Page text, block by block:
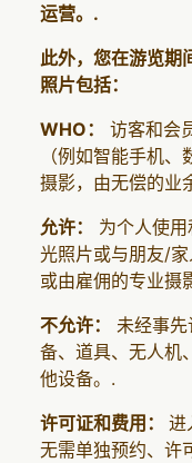
运营。.
此外，您在游览期
照片包括：
WHO：
访客和会
（例如智能手机
摄影，由无偿的业
允许：
为个人使
光照片或与朋友/
或由雇佣的专业摄
不允许：
未经事
备、道具、无人机
他设备。.
许可证和费用： 进
无需单独预约、许